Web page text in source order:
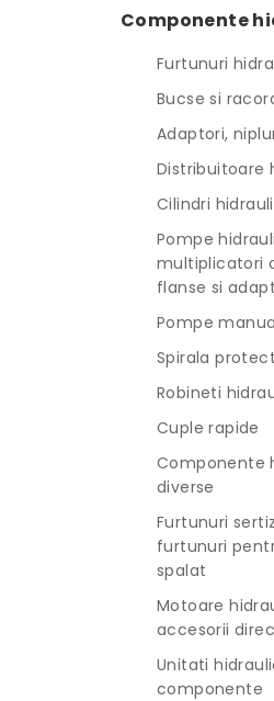
Componente
Furtunuri
Bucse si
Adaptori,
Distribuitoare
Cilindri
Pompe
multiplicatori
flanse si
Pompe
Spirala
Robineti
Cuple rapide
Componente
diverse
Furtunuri
furtunuri
spalat
Motoare
accesorii
Unitati
componente